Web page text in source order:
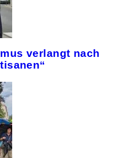
verlangt nach